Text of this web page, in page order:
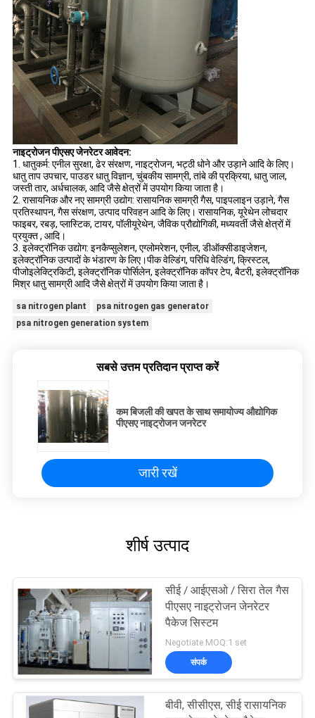
नाइट्रोजन पीएसए जेनरेटर आवेदन:
1. धातुकर्म: एनील सुरक्षा, ढेर संरक्षण, नाइट्रोजन, भट्ठी धोने और उड़ाने आदि के लिए।
धातु ताप उपचार, पाउडर धातु विज्ञान, चुंबकीय सामग्री, तांबे की प्रक्रिया, धातु जाल,
जस्ती तार, अर्धचालक, आदि जैसे क्षेत्रों में उपयोग किया जाता है।
2. रासायनिक और नए सामग्री उद्योग: रासायनिक सामग्री गैस, पाइपलाइन उड़ाने, गैस
प्रतिस्थापन, गैस संरक्षण, उत्पाद परिवहन आदि के लिए। रासायनिक, यूरेथेन लोचदार
फाइबर, रबड़, प्लास्टिक, टायर, पॉलीयूरेथेन, जैविक प्रौद्योगिकी, मध्यवर्ती जैसे क्षेत्रों में
प्रयुक्त , आदि।
3. इलेक्ट्रॉनिक उद्योग: इनकैप्सुलेशन, एग्लोमरेशन, एनील, डीऑक्सीडाइजेशन,
इलेक्ट्रॉनिक उत्पादों के भंडारण के लिए।पीक वेल्डिंग, परिधि वेल्डिंग, क्रिस्टल,
पीजोइलेक्ट्रिकिटी, इलेक्ट्रॉनिक पोर्सिलेन, इलेक्ट्रॉनिक कॉपर टेप, बैटरी, इलेक्ट्रॉनिक
मिश्र धातु सामग्री आदि जैसे क्षेत्रों में उपयोग किया जाता है।
sa nitrogen plant
psa nitrogen gas generator
psa nitrogen generation system
सबसे उत्तम प्रतिदान प्राप्त करें
कम बिजली की खपत के साथ समायोज्य औद्योगिक
पीएसए नाइट्रोजन जनरेटर
जारी रखें
शीर्ष उत्पाद
सीई / आईएसओ / सिरा तेल गैस
पीएसए नाइट्रोजन जेनरेटर
पैकेज सिस्टम
Negotiate MOQ:1 set
संपर्क
बीवी, सीसीएस, सीई रासायनिक